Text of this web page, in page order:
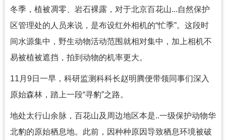
冬季，植被凋零、岩石裸露，对于北京百花山...自然保护
区管理处的人员来说，是布设红外相机的“忙季”。这段时
间水源集中，野生动物活动范围就相对集中，加上相机不
易被植被遮挡，拍到动物的机率更大。
11月9日一早，科研监测科科长赵明腾便带领同事们深入
原始森林，踏上一段“寻豹”之路。
地处太行山余脉，百花山及周边地区本是..一级保护动物华
北豹的原始栖息地。此前，因种种原因导致栖息环境被破